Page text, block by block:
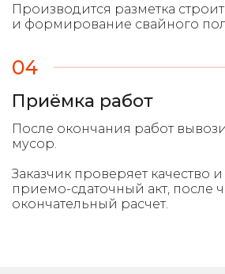
Производится разметка
и формирование свайного
04
Приёмка работ
После окончания работ
мусор.
Заказчик проверяет качество
приемо-сдаточный акт, после
окончательный расчет.